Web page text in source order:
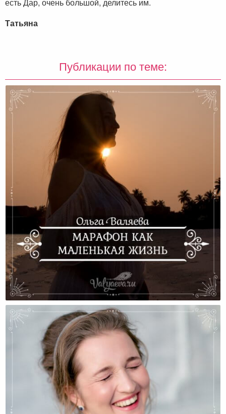
есть Дар, очень большой, делитесь им.
Татьяна
Публикации по теме:
Марафон Как Маленькая Жизнь